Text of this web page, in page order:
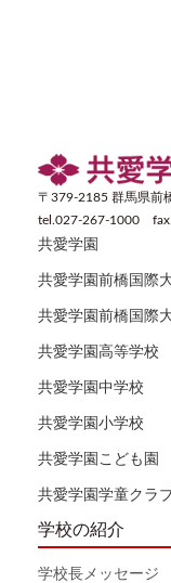
〒379-2185 群馬県前
tel.027-267-1000
共愛学園
共愛学園前橋国際
共愛学園前橋国際
共愛学園高等学校
共愛学園中学校
共愛学園小学校
共愛学園こども園
共愛学園学童クラ
学校の紹介
学校長メッセージ